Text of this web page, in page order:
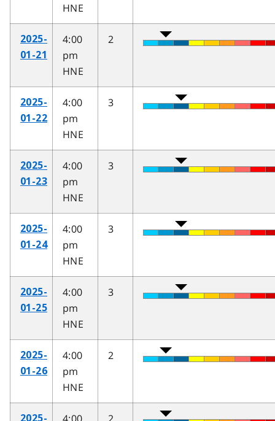
HNE
2025-
01-21
4:00
pm
HNE
2
2025-
01-22
4:00
pm
HNE
3
2025-
01-23
4:00
pm
HNE
3
2025-
01-24
4:00
pm
HNE
3
2025-
01-25
4:00
pm
HNE
3
2025-
01-26
4:00
pm
HNE
2
2025-